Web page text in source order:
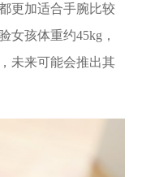
更加适合手腕比较
女孩体重约45kg，
未来可能会推出其